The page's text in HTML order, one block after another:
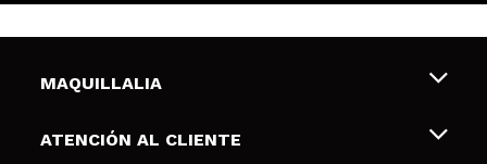
MAQUILLALIA
Sobre nosotros
ATENCIÓN AL CLIENTE